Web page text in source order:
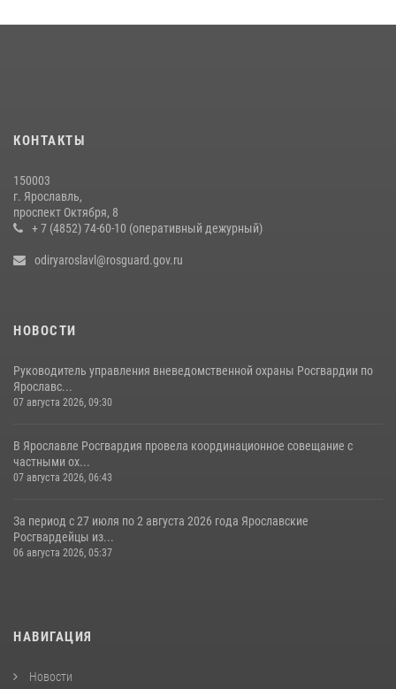
СОВЕРШИЛИ БОЛЕЕ 300 ВЫЕЗДОВ ПО СИГНАЛАМ «ТРЕВОГА»
Центральный округ Росгвардии отмечает 105-летие
15 июля 2026, 11:06
КОНТАКТЫ
150003
г. Ярославль,
проспект Октября, 8
+ 7 (4852) 74-60-10 (оперативный дежурный)
odiryaroslavl@rosguard.gov.ru
НОВОСТИ
Руководитель управления вневедомственной охраны Росгвардии по
Ярославс...
07 августа 2026, 09:30
В Ярославле Росгвардия провела координационное совещание с
частными ох...
07 августа 2026, 06:43
За период с 27 июля по 2 августа 2026 года Ярославские
Росгвардейцы из...
06 августа 2026, 05:37
НАВИГАЦИЯ
Новости